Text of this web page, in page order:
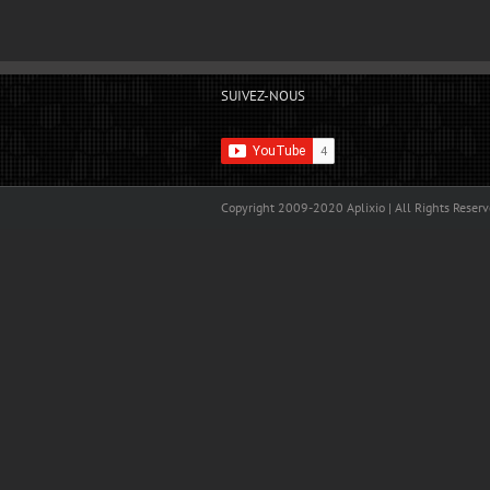
SUIVEZ-NOUS
Copyright 2009-2020 Aplixio | All Rights